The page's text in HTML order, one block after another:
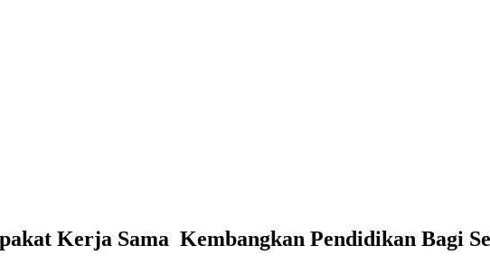
Kerja Sama Kembangkan Pendidikan Bagi